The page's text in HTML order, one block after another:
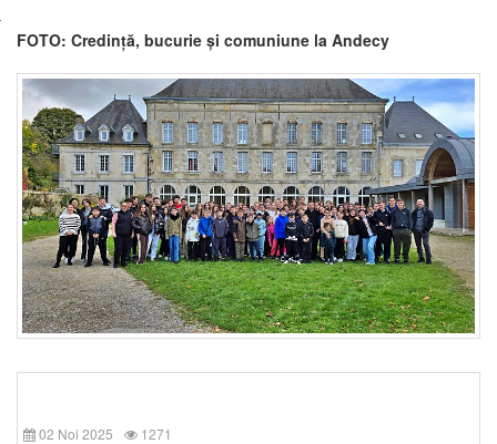
FOTO: Credință, bucurie și comuniune la Andecy
02 Noi 2025 1271